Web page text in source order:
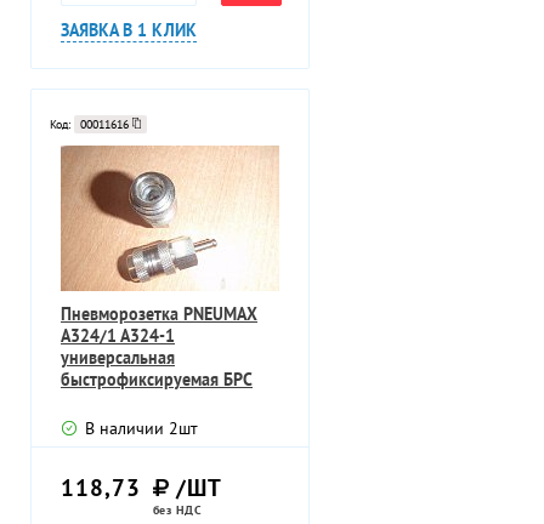
ЗАЯВКА В 1 КЛИК
Код: 00011616
Пневморозетка PNEUMAX
A324/1 A324-1
универсальная
быстрофиксируемая БРС
В наличии 2шт
118,73 /ШТ
без НДС